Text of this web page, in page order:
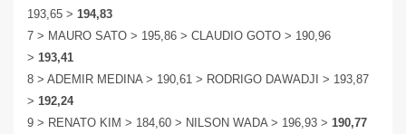
193,65 > 194,83
7 > MAURO SATO > 195,86 > CLAUDIO GOTO > 190,96
> 193,41
8 > ADEMIR MEDINA > 190,61 > RODRIGO DAWADJI > 193,87
> 192,24
9 > RENATO KIM > 184,60 > NILSON WADA > 196,93 > 190,77